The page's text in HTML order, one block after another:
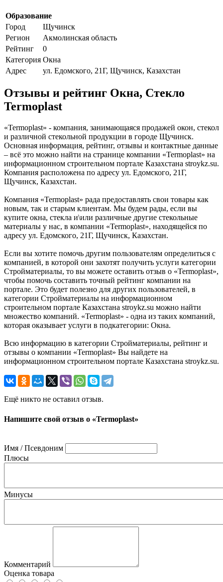
Образование
Город
Щучинск
Регион
Акмолинская область
Рейтинг
0
Категория Окна
Адрес
ул. Едомского, 21Г, Щучинск, Казахстан
Отзывы и рейтинг Окна, Стекло
Termoplast
«Termoplast» - компания, занимающаяся продажей окон, стекол
и различной стекольной продукции в городе Щучинск.
Основная информация, рейтинг, отзывы и контактные данные
– всё это можно найти на странице компании «Termoplast» на
информационном строительном портале Казахстана stroykz.su.
Компания расположена по адресу ул. Едомского, 21Г,
Щучинск, Казахстан.
Компания «Termoplast» рада предоставлять свои товары как
новым, так и старым клиентам. Мы будем рады, если вы
купите окна, стекла и\или различные другие стекольные
материалы у нас, в компании «Termoplast», находящейся по
адресу ул. Едомского, 21Г, Щучинск, Казахстан.
Если вы хотите помочь другим пользователям определиться с
компанией, в которой они захотят получить услуги категории
Стройматериалы, то вы можете оставить отзыв о «Termoplast»,
чтобы помочь составить точный рейтинг компании на
портале. Это будет полезно для других пользователей, в
категории Стройматериалы на информационном
строительном портале Казахстана stroykz.su можно найти
множество компаний. «Termoplast» - одна из таких компаний,
которая оказывает услуги в подкатегории: Окна.
Всю информацию в категории Стройматериалы, рейтинг и
отзывы о компании «Termoplast» Вы найдете на
информационном строительном портале Казахстана stroykz.su.
Ещё никто не оставил отзыв.
Напишите свой отзыв о «Termoplast»
Имя / Псевдоним
Плюсы
Минусы
Комментарий
Оценка товара